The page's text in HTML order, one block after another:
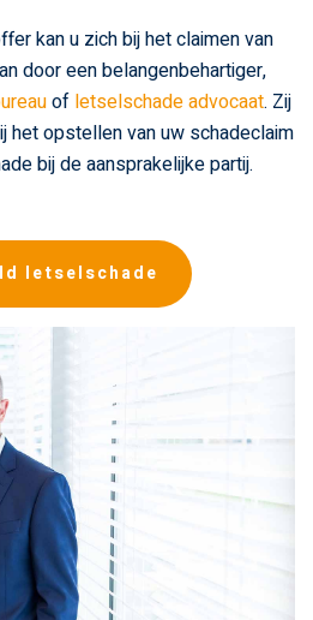
kan u zich bij het claimen van
door een belangenbehartiger,
of letselschade advocaat. Zij
het opstellen van uw schadeclaim
bij de aansprakelijke partij.
letselschade